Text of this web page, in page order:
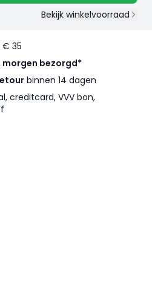
Bekijk winkelvoorraad
35
morgen bezorgd*
binnen 14 dagen
creditcard, VVV bon,